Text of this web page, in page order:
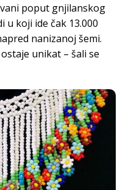
poput gnjilanskog
u koji ide čak 13.000
nanizanoj šemi.
unikat – šali se